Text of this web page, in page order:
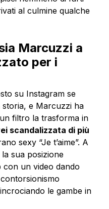
al culmine qualche
Marcuzzi a
per i
su Instagram se
storia, e Marcuzzi ha
filtro la trasforma in
scandalizzata di più
sexy “Je t’aime”. A
sua posizione
con un video dando
le gambe in